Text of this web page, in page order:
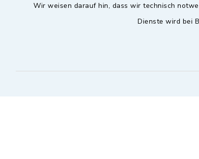
Wir weisen darauf hin, dass wir technisch
Dienste wird bei
87651 Bidingen